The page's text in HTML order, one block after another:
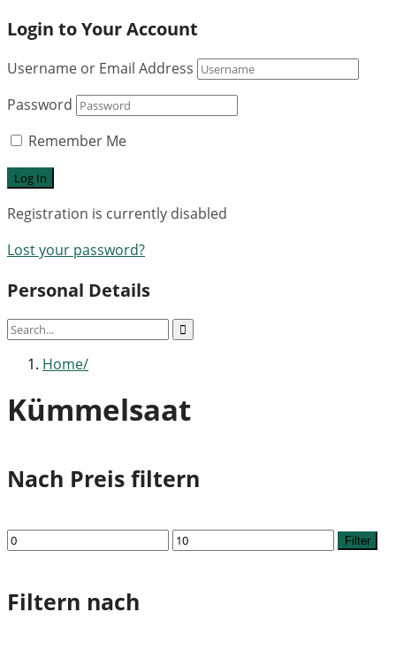
Login to Your Account
Username or Email Address
Password
Remember Me
Registration is currently disabled
Lost your password?
Personal Details
Home
Kümmelsaat
Nach Preis filtern
Min.
Preis
Max.
Preis
Filter
Filtern nach